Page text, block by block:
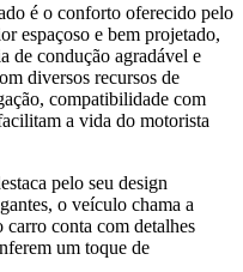
é o conforto oferecido pelo
espaçoso e bem projetado,
de condução agradável e
diversos recursos de
compatibilidade com
a vida do motorista
pelo seu design
o veículo chama a
carro conta com detalhes
um toque de